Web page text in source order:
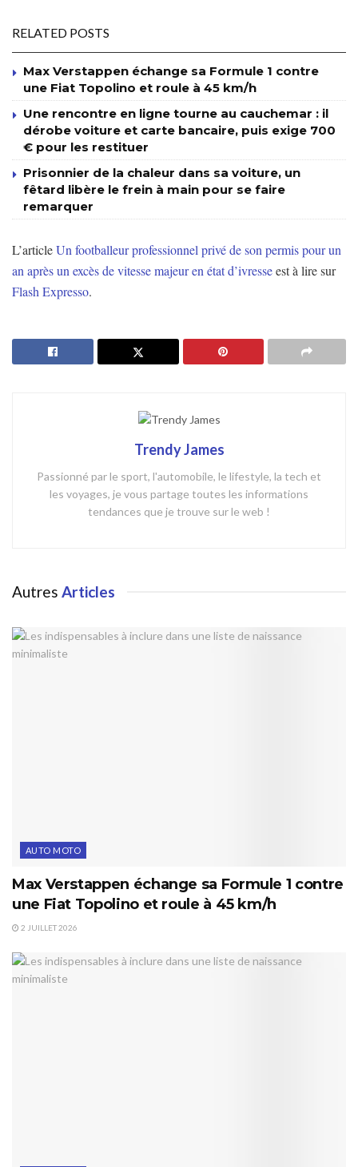
RELATED POSTS
Max Verstappen échange sa Formule 1 contre
une Fiat Topolino et roule à 45 km/h
Une rencontre en ligne tourne au cauchemar : il
dérobe voiture et carte bancaire, puis exige 700
€ pour les restituer
Prisonnier de la chaleur dans sa voiture, un
fêtard libère le frein à main pour se faire
remarquer
L’articleUn footballeur professionnel privé de son permis pour un
an après un excès de vitesse majeur en état d’ivresseest à lire sur
Flash Expresso.
Trendy James
Passionné par le sport, l'automobile, le lifestyle, la tech et
les voyages, je vous partage toutes les informations
tendances que je trouve sur le web !
Autres Articles
AUTO MOTO
Max Verstappen échange sa Formule 1 contre
une Fiat Topolino et roule à 45 km/h
2 JUILLET 2026